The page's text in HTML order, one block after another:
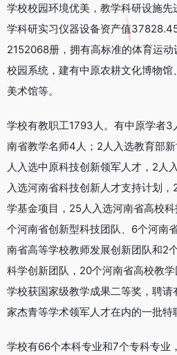
学校校园环境优美，教学科研设施
学科研实习仪器设备资产值
2152068册，拥有高标准的体育运
校园系统，建有中原农耕文化博物
美术馆等。
学校有教职工1793人。有中原学者3
南省教学名师4人；2人入选教育部
人入选中原科技创新领军人才，2人
入选河南省科技创新人才支持计划
学基金项目，25人入选河南省高校
个河南省创新型科技团队、6个河南
南省高等学校教师发展创新团队和2
科学创新团队，20个河南省高校教学
学校获国家级教学成果二等奖，聘
家杰青等学术领军人才在内的一批特
学校有66个本科专业和7个专科专业